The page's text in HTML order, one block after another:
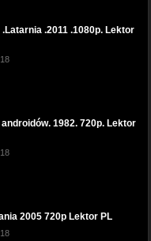
.Latarnia .2011 .1080p. Lektor
1982. 720p. Lektor
2005 720p Lektor PL